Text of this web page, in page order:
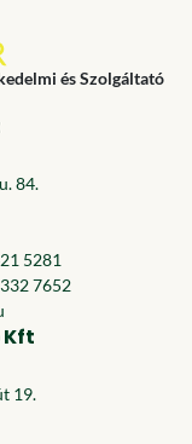
és Szolgáltató
84.
5281
7652
19.